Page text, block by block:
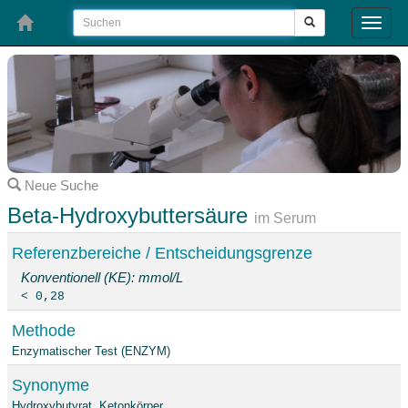
Toggle
Neue Suche
Beta-Hydroxybuttersäure im Serum
Referenzbereiche / Entscheidungsgrenze
Konventionell (KE): mmol/L
< 0,28
Methode
Enzymatischer Test (ENZYM)
Synonyme